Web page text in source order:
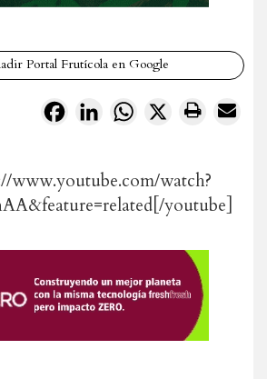
Portal Frutícola en Google
FacebookLinkedInWhatsApp
X
www.youtube.com/watch?
youtube]